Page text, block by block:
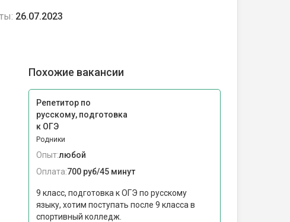
26.07.2023
Похожие вакансии
Репетитор по
русскому, подготовка
к ОГЭ
Родники
Опыт:любой
Оплата:700 руб/45 минут
9 класс, подготовка к ОГЭ по русскому
языку, хотим поступать после 9 класса в
спортивный колледж.